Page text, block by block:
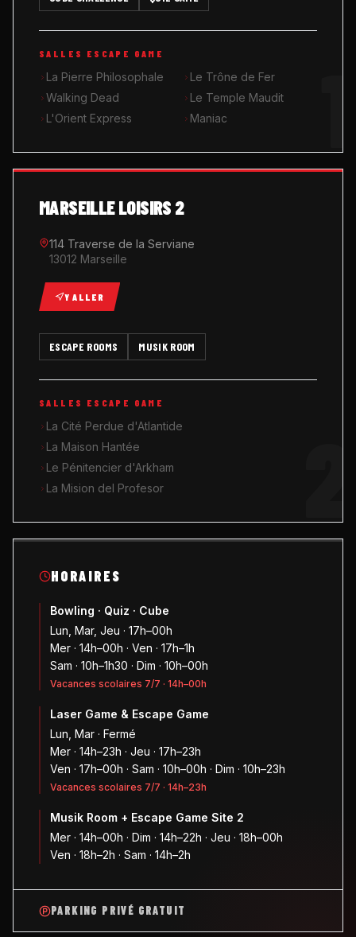
MUSIK ROOM KARAOKÉ
QUIZ GAME
SALLES ESCAPE GAME
La Pierre Philosophale
Le Trône de Fer
Walking Dead
Le Temple Maudit
L'Orient Express
Maniac
HORAIRES
Bowling · Quiz · Cube
Lun, Mar, Jeu · 17h–00h
Mer · 14h–00h · Ven · 17h–1h
Sam · 10h–1h30 · Dim · 10h–00h
Vacances scolaires 7/7 · 14h–00h
Laser Game & Escape Game
Lun, Mar · Fermé
Mer · 14h–23h · Jeu · 17h–23h
Ven · 17h–00h · Sam · 10h–00h · Dim · 10h–23h
Vacances scolaires 7/7 · 14h–23h
Musik Room + Escape Game Site 2
Mer · 14h–00h · Dim · 14h–22h · Jeu · 18h–00h
Ven · 18h–2h · Sam · 14h–2h
PARKING PRIVÉ GRATUIT
MARSEILLE LOISIRS 2
114 Traverse de la Serviane
13012 Marseille
Y ALLER
ESCAPE ROOMS MUSIK ROOM
SALLES ESCAPE GAME
La Cité Perdue d'Atlantide
La Maison Hantée
Le Pénitencier d'Arkham
La Mision del Profesor